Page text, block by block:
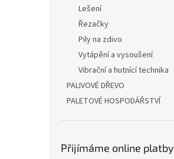
Lešení
Řezačky
Pily na zdivo
Vytápění a vysoušení
Vibrační a hutnící technika
PALIVOVÉ DŘEVO
PALETOVÉ HOSPODÁŘSTVÍ
Přijímáme online platby